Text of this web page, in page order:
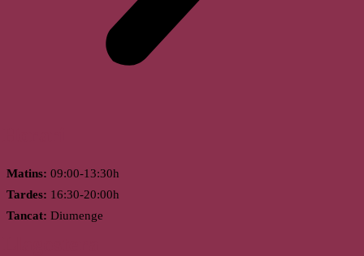
Matins: 09:00-13:30h
Tardes: 16:30-20:00h
Tancat: Diumenge